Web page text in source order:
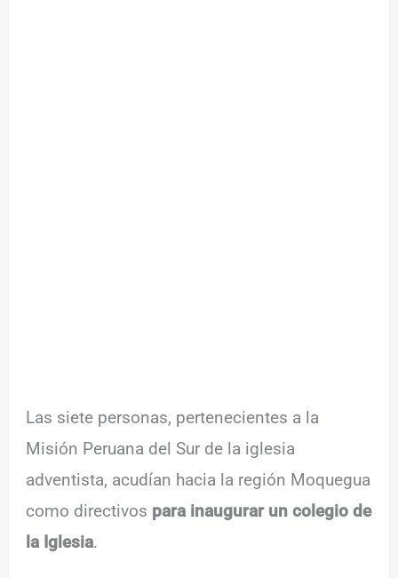
Las siete personas, pertenecientes a la
Misión Peruana del Sur de la iglesia
adventista, acudían hacia la región Moquegua
como directivos para inaugurar un colegio de
la Iglesia.